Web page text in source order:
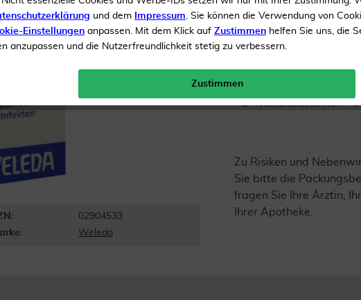
02904533
Weleda
Inhalt50 ml Dilution
Versandkostenfrei
Zu Risiken und
Sie bitte die
fragen Sie Ihre Ärztin,
Ihrer Apotheke.
und dem Impressum. Sie können die Verwendung von
Einstellungen anpassen. Mit dem Klick auf Zustimmen helfen Sie uns, die
anzupassen und die Nutzerfreundlichkeit stetig zu verbessern.
Zustimmen